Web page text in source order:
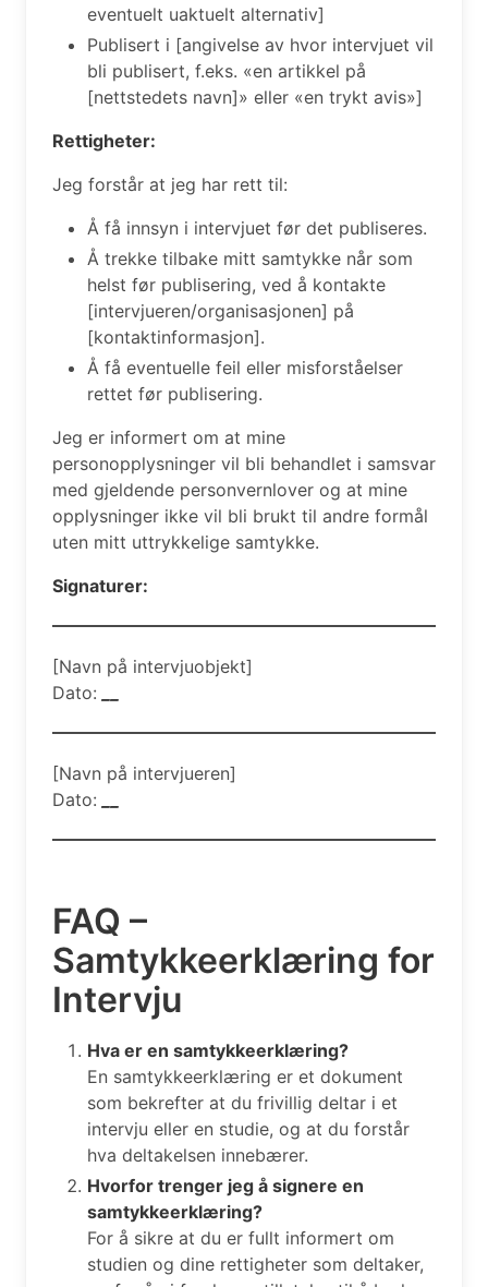
eventuelt uaktuelt alternativ]
Publisert i [angivelse av hvor intervjuet vil
bli publisert, f.eks. «en artikkel på
[nettstedets navn]» eller «en trykt avis»]
Rettigheter:
Jeg forstår at jeg har rett til:
Å få innsyn i intervjuet før det publiseres.
Å trekke tilbake mitt samtykke når som
helst før publisering, ved å kontakte
[intervjueren/organisasjonen] på
[kontaktinformasjon].
Å få eventuelle feil eller misforståelser
rettet før publisering.
Jeg er informert om at mine
personopplysninger vil bli behandlet i samsvar
med gjeldende personvernlover og at mine
opplysninger ikke vil bli brukt til andre formål
uten mitt uttrykkelige samtykke.
Signaturer:
[Navn på intervjuobjekt]
Dato:
[Navn på intervjueren]
Dato:
FAQ –
Samtykkeerklæring for
Intervju
Hva er en samtykkeerklæring?
En samtykkeerklæring er et dokument
som bekrefter at du frivillig deltar i et
intervju eller en studie, og at du forstår
hva deltakelsen innebærer.
Hvorfor trenger jeg å signere en
samtykkeerklæring?
For å sikre at du er fullt informert om
studien og dine rettigheter som deltaker,